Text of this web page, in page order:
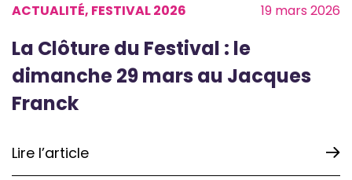
ACTUALITÉ, FESTIVAL 2026 19 mars 2026
La Clôture du Festival : le
dimanche 29 mars au Jacques
Franck
Lire l’article